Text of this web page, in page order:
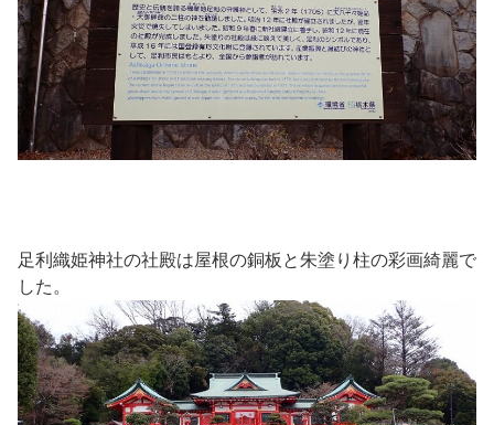
足利織姫神社の社殿は屋根の銅板と朱塗り柱の彩画綺麗で
した。